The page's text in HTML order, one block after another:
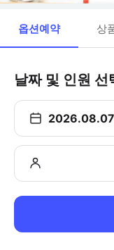
옵션예약 상
날짜 및 인원 선